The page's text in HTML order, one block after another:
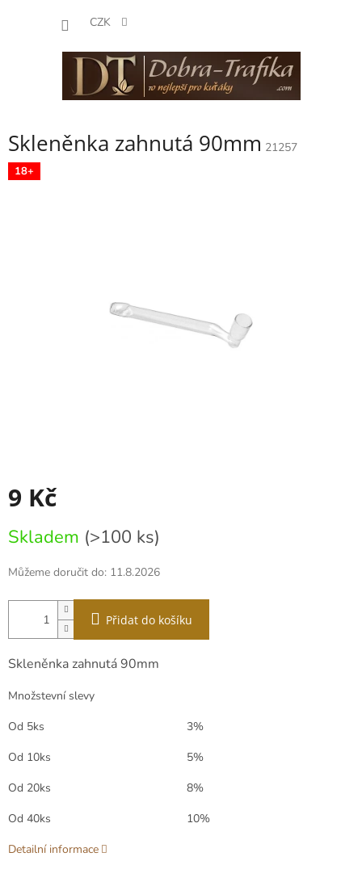
CZK
Skleněnka zahnutá 90mm 21257
18+
9 Kč
cena:
Skladem (>100 ks)
Můžeme doručit do: 11.8.2026
Přidat do košíku
Skleněnka zahnutá 90mm
Množstevní slevy
Od 5ks
3%
Od 10ks
5%
Od 20ks
8%
Od 40ks
10%
Detailní informace